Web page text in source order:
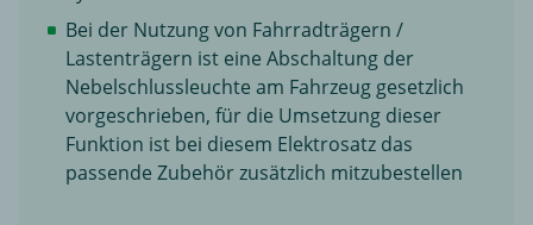
Bei der Nutzung von Fahrradträgern /
Lastenträgern ist eine Abschaltung der
Nebelschlussleuchte am Fahrzeug gesetzlich
vorgeschrieben, für die Umsetzung dieser
Funktion ist bei diesem Elektrosatz das
passende Zubehör zusätzlich mitzubestellen